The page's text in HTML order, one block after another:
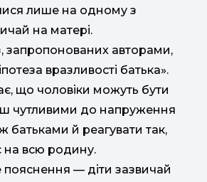
лише на одному з
на матері.
запропонованих авторами,
вразливості батька».
що чоловіки можуть бути
чутливими до напруження
батьками й реагувати так,
на всю родину.
— діти зазвичай